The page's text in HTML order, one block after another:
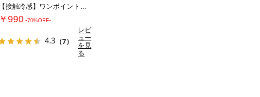
￥990 -70%OFF-
4.3 （7）
レビ
ュー
を見
る